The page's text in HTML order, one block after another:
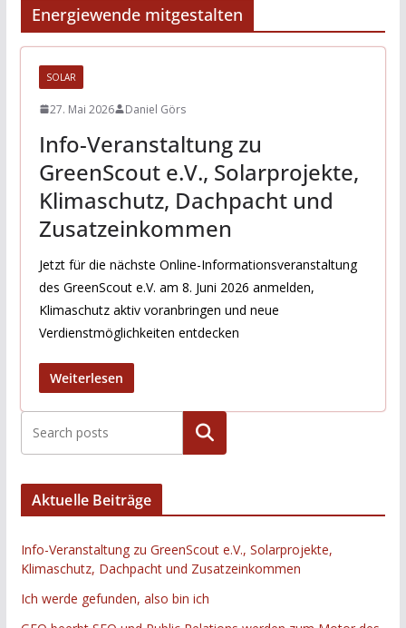
Energiewende mitgestalten
SOLAR
27. Mai 2026 Daniel Görs
Info-Veranstaltung zu
GreenScout e.V., Solarprojekte,
Klimaschutz, Dachpacht und
Zusatzeinkommen
Jetzt für die nächste Online-Informationsveranstaltung
des GreenScout e.V. am 8. Juni 2026 anmelden,
Klimaschutz aktiv voranbringen und neue
Verdienstmöglichkeiten entdecken
Weiterlesen
Suchen
Aktuelle Beiträge
Info-Veranstaltung zu GreenScout e.V., Solarprojekte,
Klimaschutz, Dachpacht und Zusatzeinkommen
Ich werde gefunden, also bin ich